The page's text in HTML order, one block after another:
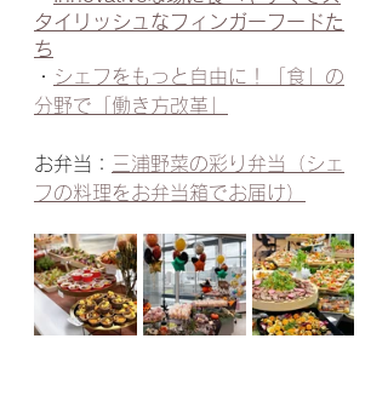
タイリッシュなフィンガーフードた
ち
・ シェフをもっと自由に！「食」の
分野で「働き方改革」
お弁当：
三浦野菜の彩り弁当（シェ
フの料理をお弁当箱でお届け）